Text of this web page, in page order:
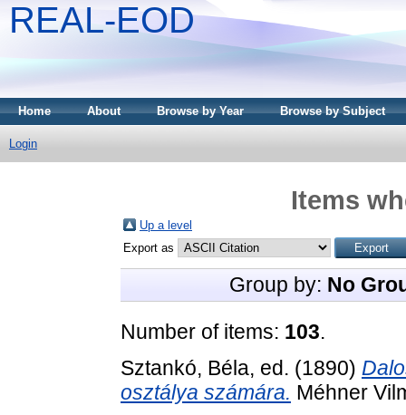
REAL-EOD
Home About Browse by Year Browse by Subject
Login
Items
Up a level
Export as
Group by: No
Number of items: 103.
Sztankó, Béla, ed. (1890)
osztálya számára. Méhner